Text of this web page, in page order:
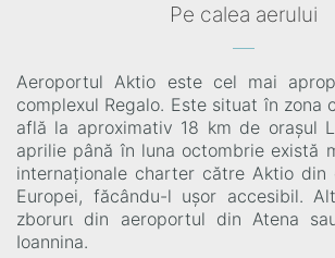
Pe calea aerului
Aeroportul Aktio este cel mai
complexul Regalo. Este situat în zona
află la aproximativ 18 km de orașul
aprilie până în luna octombrie există
internaționale charter către Aktio
Europei, făcându-l ușor accesibil.
zborurι din aeroportul din Atena
Ioannina.